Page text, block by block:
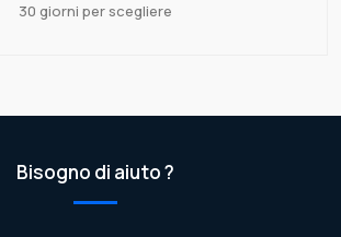
30 giorni per scegliere
Bisogno di aiuto ?